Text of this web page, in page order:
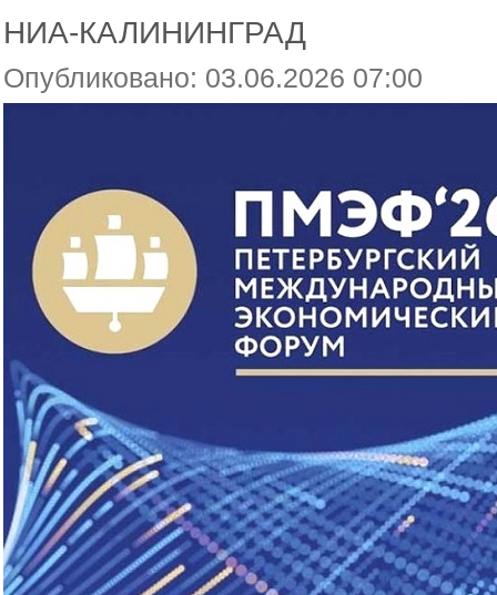
НИА-КАЛИНИНГРАД
Опубликовано: 03.06.2026 07:00